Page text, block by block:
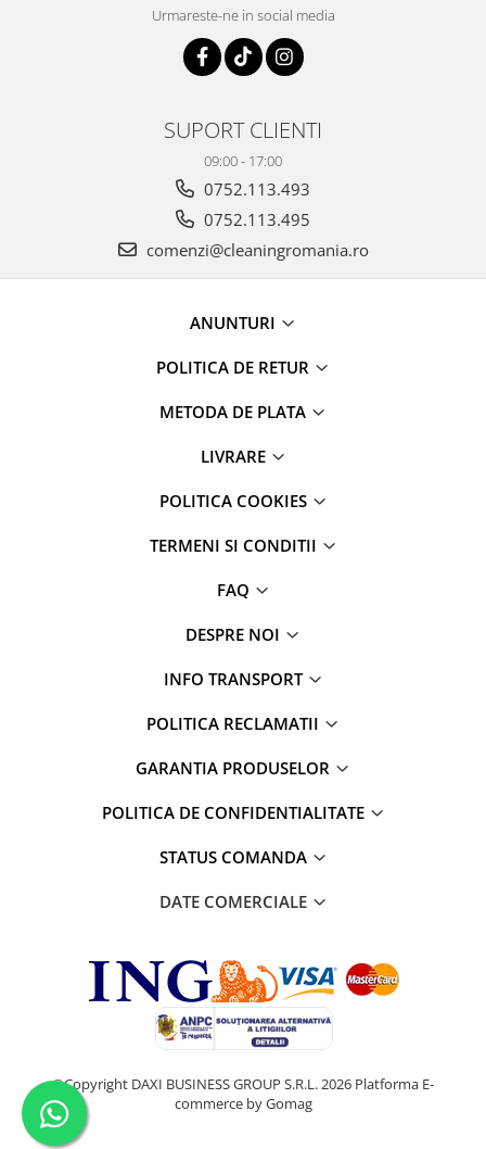
Urmareste-ne in social media
SUPORT CLIENTI
09:00 - 17:00
0752.113.493
0752.113.495
comenzi@cleaningromania.ro
ANUNTURI
POLITICA DE RETUR
METODA DE PLATA
LIVRARE
POLITICA COOKIES
TERMENI SI CONDITII
FAQ
DESPRE NOI
INFO TRANSPORT
POLITICA RECLAMATII
GARANTIA PRODUSELOR
POLITICA DE CONFIDENTIALITATE
STATUS COMANDA
DATE COMERCIALE
©Copyright DAXI BUSINESS GROUP S.R.L. 2026 Platforma E-
commerce by Gomag